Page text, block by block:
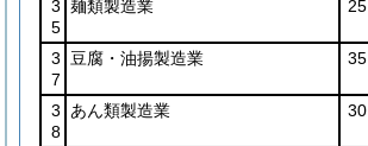
3
5
麺類製造業 25
3
7
豆腐・油揚製造業 35
3
8
あん類製造業 30